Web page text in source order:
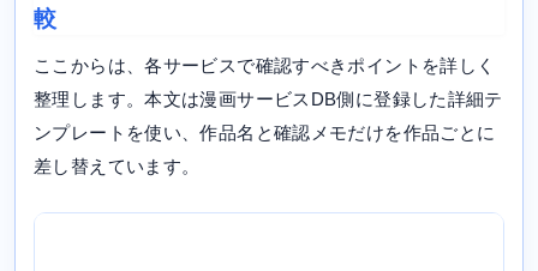
較
ここからは、各サービスで確認すべきポイントを詳しく
整理します。本文は漫画サービスDB側に登録した詳細テ
ンプレートを使い、作品名と確認メモだけを作品ごとに
差し替えています。